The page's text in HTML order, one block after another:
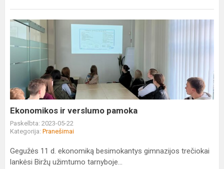
Ekonomikos
ir
verslumo
pamoka
Ekonomikos ir verslumo pamoka
Paskelbta: 2023-05-22
Kategorija: Pranešimai
Gegužės 11 d. ekonomiką besimokantys gimnazijos trečiokai
lankėsi Biržų užimtumo tarnyboje...